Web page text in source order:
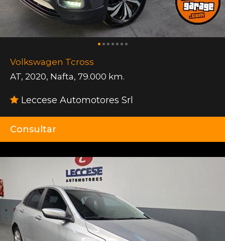
Volkswagen Tcross
AT, 2020, Nafta, 79.000 km.
Leccese Automotores Srl
Consultar